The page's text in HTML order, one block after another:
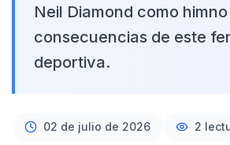
Neil Diamond como
consecuencias de este
deportiva.
02 de julio de 2026 2